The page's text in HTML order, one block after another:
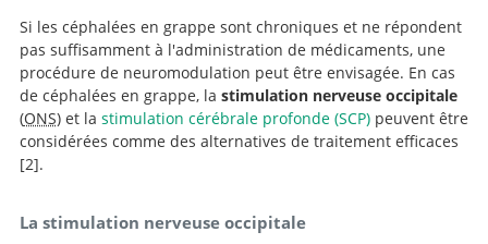
Si les céphalées en grappe sont chroniques et ne répondent
pas suffisamment à l'administration de médicaments, une
procédure de neuromodulation peut être envisagée. En cas
de céphalées en grappe, la stimulation nerveuse occipitale
(ONS) et la stimulation cérébrale profonde (SCP)peuvent être
considérées comme des alternatives de traitement efficaces
2
treatment of cluster headache and other trigeminal-
.
La stimulation nerveuse occipitale